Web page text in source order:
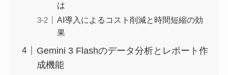
は
AI導入によるコスト削減と時間短縮の効
果
Gemini 3 Flashのデータ分析とレポート作
成機能